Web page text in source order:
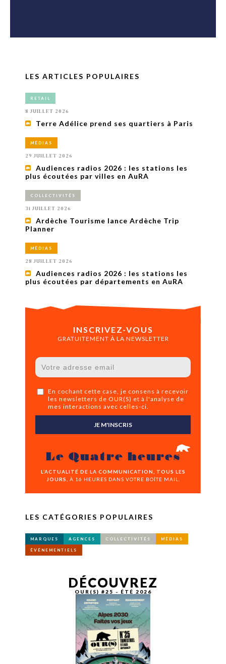
LES ARTICLES POPULAIRES
RETAIL
8 JUILLET 2026
Terre Adélice prend ses quartiers à Paris
MÉDIAS
29 JUILLET 2026
Audiences radios 2026 : les stations les
plus écoutées par villes en AuRA
COLLECTIVITÉS
31 JUILLET 2026
Ardèche Tourisme lance Ardèche Trip
Planner
MÉDIAS
28 JUILLET 2026
Audiences radios 2026 : les stations les
plus écoutées par départements en AuRA
INSCRIVEZ-VOUS
GRATUITEMENT À LA NEWSLETTER
En cochant cette case, je consens à recevoir
les newsletters de OUR(S) et à l'analyse de
mes interactions avec celles-ci.
JE M'INSCRIS
Le Quatre heures
L’ACTUALITÉ DE LA COMMUNICATION, TOUS LES
JOURS,
À 16 HEURES DANS VOTRE BOÎTE MAIL.
LES CATÉGORIES POPULAIRES
MARQUES AGENCES COLLECTIVITÉS MÉDIAS
ÉVÉNEMENTIELS
DÉCOUVREZ
OUR(S) #25 - ÉTÉ 2026